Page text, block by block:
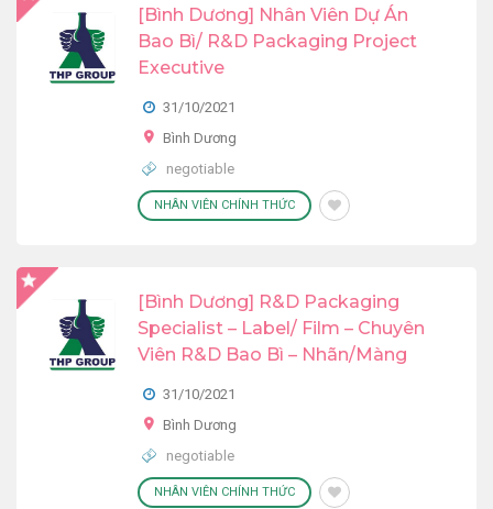
[Bình Dương] Nhân Viên Dự Án
Bao Bì/ R&D Packaging Project
Executive
31/10/2021
Bình Dương
negotiable
NHÂN VIÊN CHÍNH THỨC
[Bình Dương] R&D Packaging
Specialist – Label/ Film – Chuyên
Viên R&D Bao Bì – Nhãn/Màng
31/10/2021
Bình Dương
negotiable
NHÂN VIÊN CHÍNH THỨC